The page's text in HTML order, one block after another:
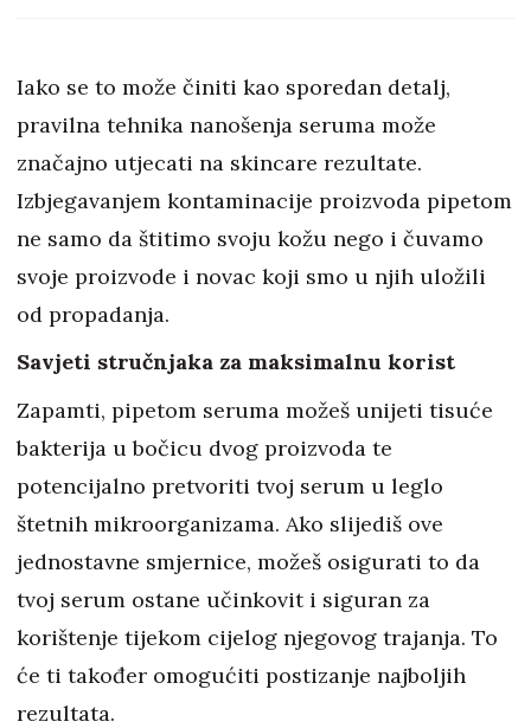
Iako se to može činiti kao sporedan detalj,
pravilna tehnika nanošenja seruma može
značajno utjecati na skincare rezultate.
Izbjegavanjem kontaminacije proizvoda pipetom
ne samo da štitimo svoju kožu nego i čuvamo
svoje proizvode i novac koji smo u njih uložili
od propadanja.
Savjeti stručnjaka za maksimalnu korist
Zapamti, pipetom seruma možeš unijeti tisuće
bakterija u bočicu dvog proizvoda te
potencijalno pretvoriti tvoj serum u leglo
štetnih mikroorganizama. Ako slijediš ove
jednostavne smjernice, možeš osigurati to da
tvoj serum ostane učinkovit i siguran za
korištenje tijekom cijelog njegovog trajanja. To
će ti također omogućiti postizanje najboljih
rezultata.